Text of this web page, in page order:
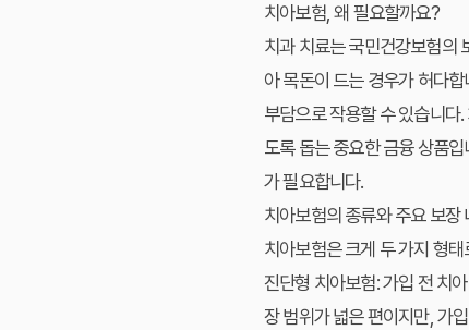
치아보험, 왜 필요할까요?
치과 치료는 국민건강보험의
아 목돈이 드는 경우가 허다
부담으로 작용할 수 있습니다
도록 돕는 중요한 금융 상품
가 필요합니다.
치아보험의 종류와 주요 보장
치아보험은 크게 두 가지 형
진단형 치아보험: 가입 전 치
장 범위가 넓은 편이지만, 가